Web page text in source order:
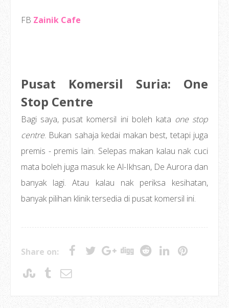
FB Zainik Cafe
Pusat Komersil Suria: One
Stop Centre
Bagi saya, pusat komersil ini boleh kata one stop
centre. Bukan sahaja kedai makan best, tetapi juga
premis - premis lain. Selepas makan kalau nak cuci
mata boleh juga masuk ke Al-Ikhsan, De Aurora dan
banyak lagi. Atau kalau nak periksa kesihatan,
banyak pilihan klinik tersedia di pusat komersil ini.
Share on: